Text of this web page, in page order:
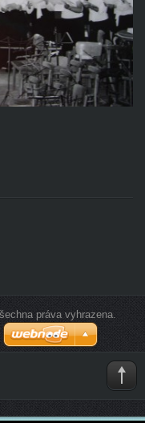
práva vyhrazena.